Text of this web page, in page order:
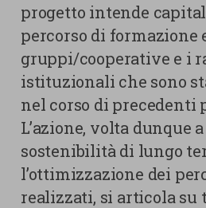
progetto intende
percorso di formazione
gruppi/cooperative e i
istituzionali che sono
nel corso di
L’azione, volta dunque
sostenibilità di lungo
l’ottimizzazione dei
realizzati, si articola su